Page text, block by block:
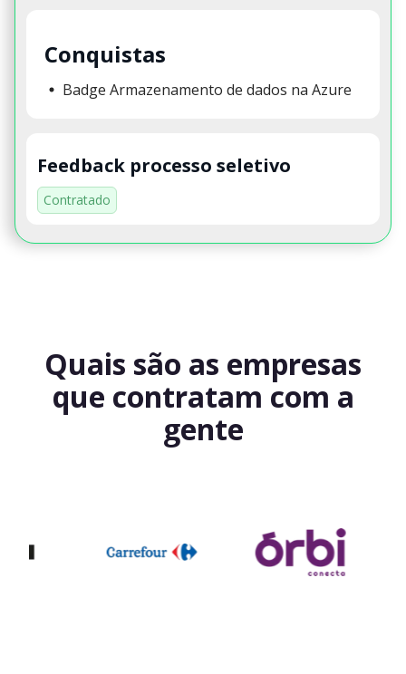
Conquistas
Badge Armazenamento de dados na Azure
Feedback processo seletivo
Contratado
Quais são as empresas
que contratam com a
gente